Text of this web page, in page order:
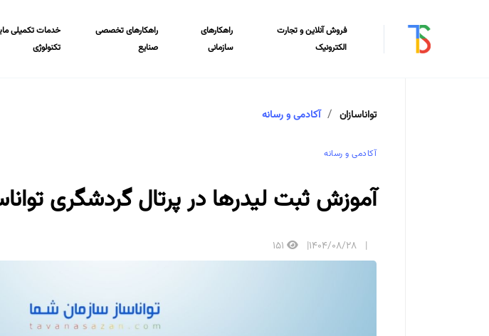
فروش آنلاین و تجارت
الکترونیک
راهکارهای
سازمانی
راهکارهای تخصصی
صنایع
خدمات تکمیلی
تکنولوژی
تواناسازان آکادمی و رسانه
آکادمی و رسانه
آموزش ثبت لیدرها در پرتال گردشگری
1404/08/28